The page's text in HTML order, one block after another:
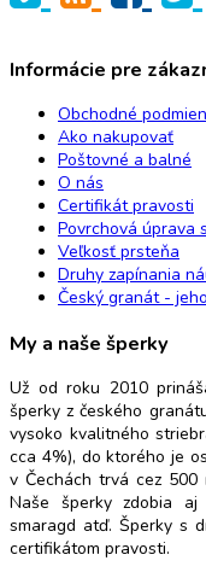
Informácie pre
Obchodné
Ako nakupovať
Poštovné a balné
O nás
Certifikát pravosti
Povrchová úprava
Veľkosť prsteňa
Druhy zapínania
Český granát -
My a naše šperky
Už od roku 2010
šperky z českého
vysoko kvalitného
cca 4%), do ktorého je
v Čechách trvá cez 500
Naše šperky zdobia aj
smaragd atď. Šperky s
certifikátom pravosti.